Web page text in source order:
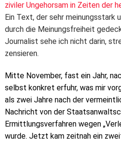
ziviler Ungehorsam in Zeiten der
Ein Text, der sehr meinungsstark
durch die Meinungsfreiheit
Journalist sehe ich nicht darin,
zensieren.
Mitte November, fast ein Jahr,
selbst konkret erfuhr, was mir
als zwei Jahre nach der
Nachricht von der
Ermittlungsverfahren wegen
wurde. Jetzt kam zeitnah ein